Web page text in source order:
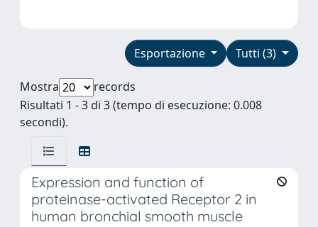
Tutti (3)
Esportazione
Mostra
records
Risultati 1 - 3 di 3 (tempo di esecuzione: 0.008
secondi).
Expression and function of
proteinase-activated Receptor 2 in
human bronchial smooth muscle